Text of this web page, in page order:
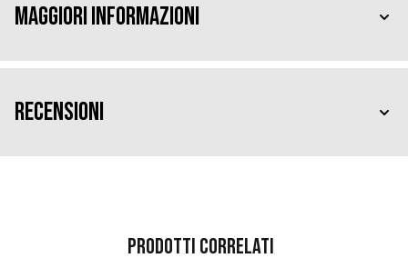
Maggiori Informazioni
Recensioni
Prodotti correlati